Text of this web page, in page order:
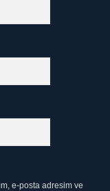
e-posta adresim ve